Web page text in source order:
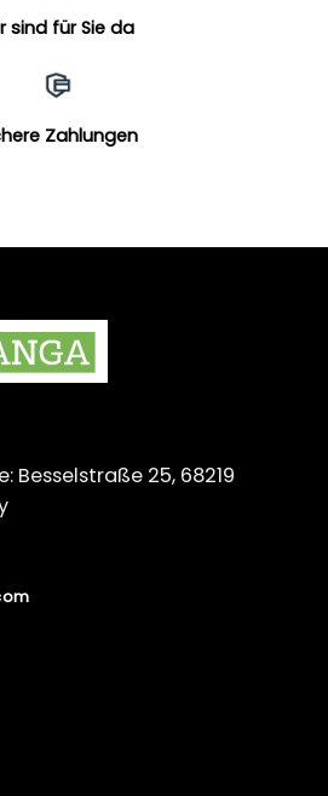
sind für Sie da
Zahlungen
Besselstraße 25, 68219